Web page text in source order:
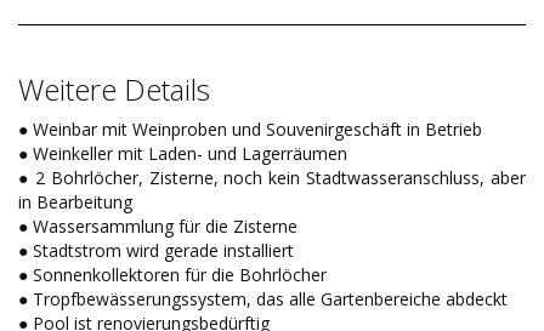
Weitere Details
● Weinbar mit Weinproben und Souvenirgeschäft in Betrieb
● Weinkeller mit Laden- und Lagerräumen
● 2 Bohrlöcher, Zisterne, noch kein Stadtwasseranschluss, aber
in Bearbeitung
● Wassersammlung für die Zisterne
● Stadtstrom wird gerade installiert
● Sonnenkollektoren für die Bohrlöcher
● Tropfbewässerungssystem, das alle Gartenbereiche abdeckt
● Pool ist renovierungsbedürftig